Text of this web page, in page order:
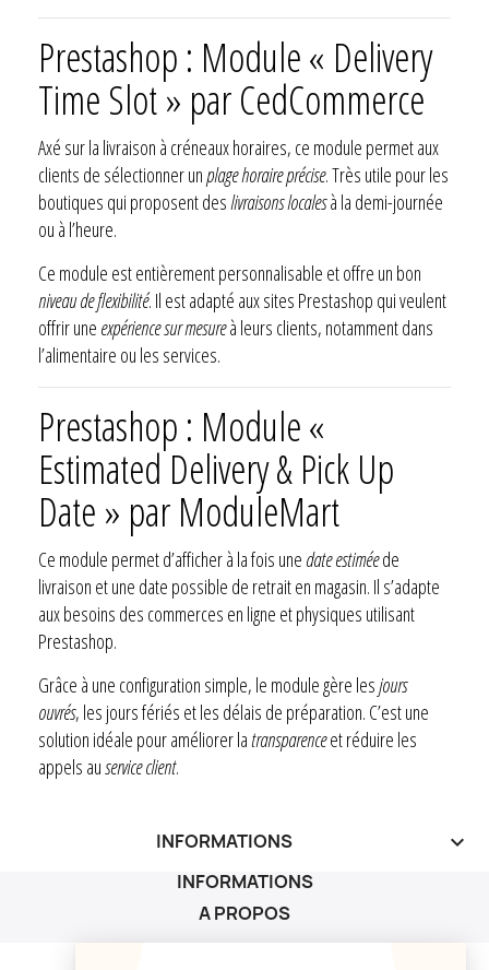
Prestashop : Module « Delivery
Time Slot » par CedCommerce
Axé sur la livraison à créneaux horaires, ce module permet aux
clients de sélectionner unplage horaire précise. Très utile pour les
boutiques qui proposent des livraisons localesà la demi-journée
ou à l’heure.
Ce module est entièrement personnalisable et offre un bon
niveau de flexibilité. Il est adapté aux sites Prestashop qui veulent
offrir une expérience sur mesureà leurs clients, notamment dans
l’alimentaire ou les services.
Prestashop : Module «
Estimated Delivery & Pick Up
Date » par ModuleMart
Ce module permet d’afficher à la fois une date estiméede
livraison et une date possible de retrait en magasin. Il s’adapte
aux besoins des commerces en ligne et physiques utilisant
Prestashop.
Grâce à une configuration simple, le module gère lesjours
ouvrés, les jours fériés et les délais de préparation. C’est une
solution idéale pour améliorer latransparenceet réduire les
appels auservice client.
INFORMATIONS keyboard_arrow_down
INFORMATIONS
A PROPOS